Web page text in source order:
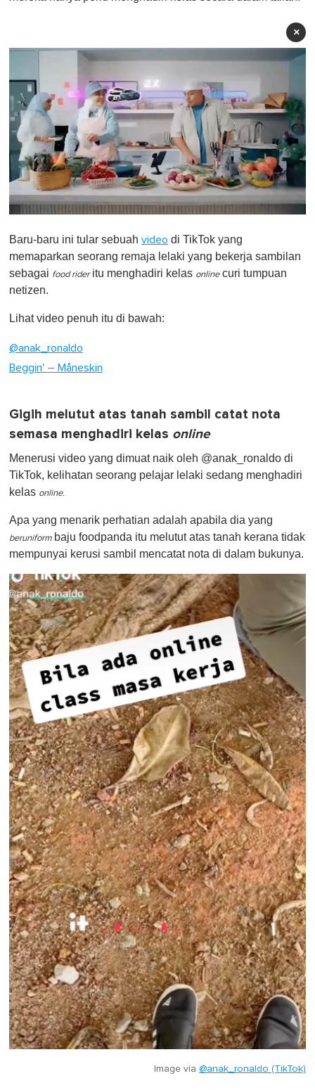
×
f
1
i
n
e
0
Baru-baru ini tular sebuah video di TikTok yang
memaparkan seorang remaja lelaki yang bekerja sambilan
sebagai food rideritu menghadiri kelas onlinecuri tumpuan
netizen.
Lihat video penuh itu di bawah:
@anak_ronaldo
Beggin' – Måneskin
Gigih melutut atas tanah sambil catat nota
semasa menghadiri kelas online
Menerusi video yang dimuat naik oleh @anak_ronaldo di
TikTok, kelihatan seorang pelajar lelaki sedang menghadiri
kelas online.
Apa yang menarik perhatian adalah apabila dia yang
beruniformbaju foodpanda itu melutut atas tanah kerana tidak
mempunyai kerusi sambil mencatat nota di dalam bukunya.
Image via @anak_ronaldo (TikTok)